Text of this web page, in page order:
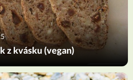
z kvásku (vegan)